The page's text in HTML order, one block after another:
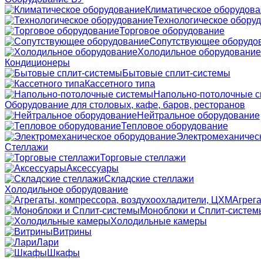
Климатическое
Технологическое
Торговое оборудование
Сопутствующее
Холодильное оборудование
Кондиционеры
Бытовые сплит-системы
Кассетного типа
Напольно-потолочные
Оборудование для столовых, кафе, баров, ресторанов
Нейтральное оборудование
Тепловое оборудование
Стеллажи
Торговые стеллажи
Аксессуары
Складские стеллажи
Холодильное оборудование
Моноблоки и Сплит-
Холодильные камеры
Витрины
Лари
Шкафы